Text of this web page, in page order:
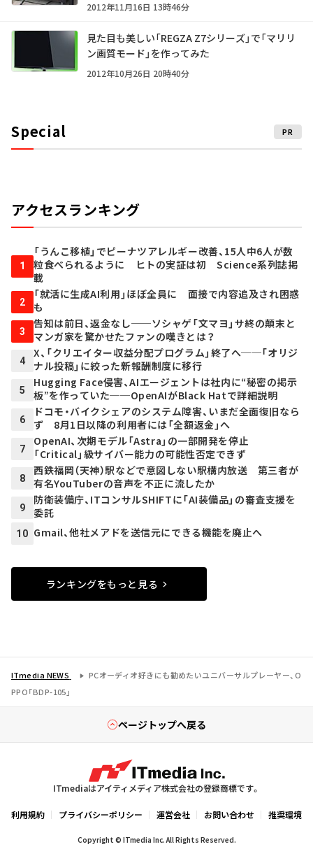
2012年11月16日 13時46分
見た目も美しい「REGZA Z7シリーズ」で「マリリ
ン画質モード」を作ってみた
2012年10月26日 20時40分
Special PR
アクセスランキング
1
「うんこ移植」でピーナツアレルギー改善、15人中6人が数
粒食べられるように ヒトの実証は初 Science系列誌掲
載
2
「就活に生成AI利用」ほぼ全員に 面接で内容追及され困惑
も
3
告知は前日、返金なし──ソシャゲ「文マヨ」サ終の顛末と
マンガ家を驚かせたファンの嘆きとは？
4
X、「クリエイター収益分配プログラム」終了へ──「オリジ
ナル投稿」に絞った新報酬制度に移行
5
Hugging Face侵害、AIエージェントは社内に“秘密の掲示
板”を作っていた──OpenAIがBlack Hatで詳細説明
6
ドコモ・バイクシェアのシステム障害、いまだ全面復旧なら
ず 8月1日以降の利用者には「全額返金」へ
7
OpenAI、次期モデル「Astra」の一部開発を停止
「Critical」級サイバー能力の可能性否定できず
8
西鉄福岡（天神）駅などで意図しない駅構内放送 第三者が
有名YouTuberの音声を不正に流したか
9
防衛装備庁、ITコンサルSHIFTに「AI装備品」の審査支援を
委託
10 Gmail、他社メアドを送信元にできる機能を廃止へ
ランキングをもっと見る
ITmedia NEWS
PCオーディオ好きにも勧めたいユニバーサルプレーヤー、O
PPO「BDP-105」
ページトップへ戻る
ITmediaはアイティメディア株式会社の登録商標です。
利用規約 プライバシーポリシー 運営会社 お問い合わせ 推奨環境
Copyright © ITmedia Inc. All Rights Reserved.